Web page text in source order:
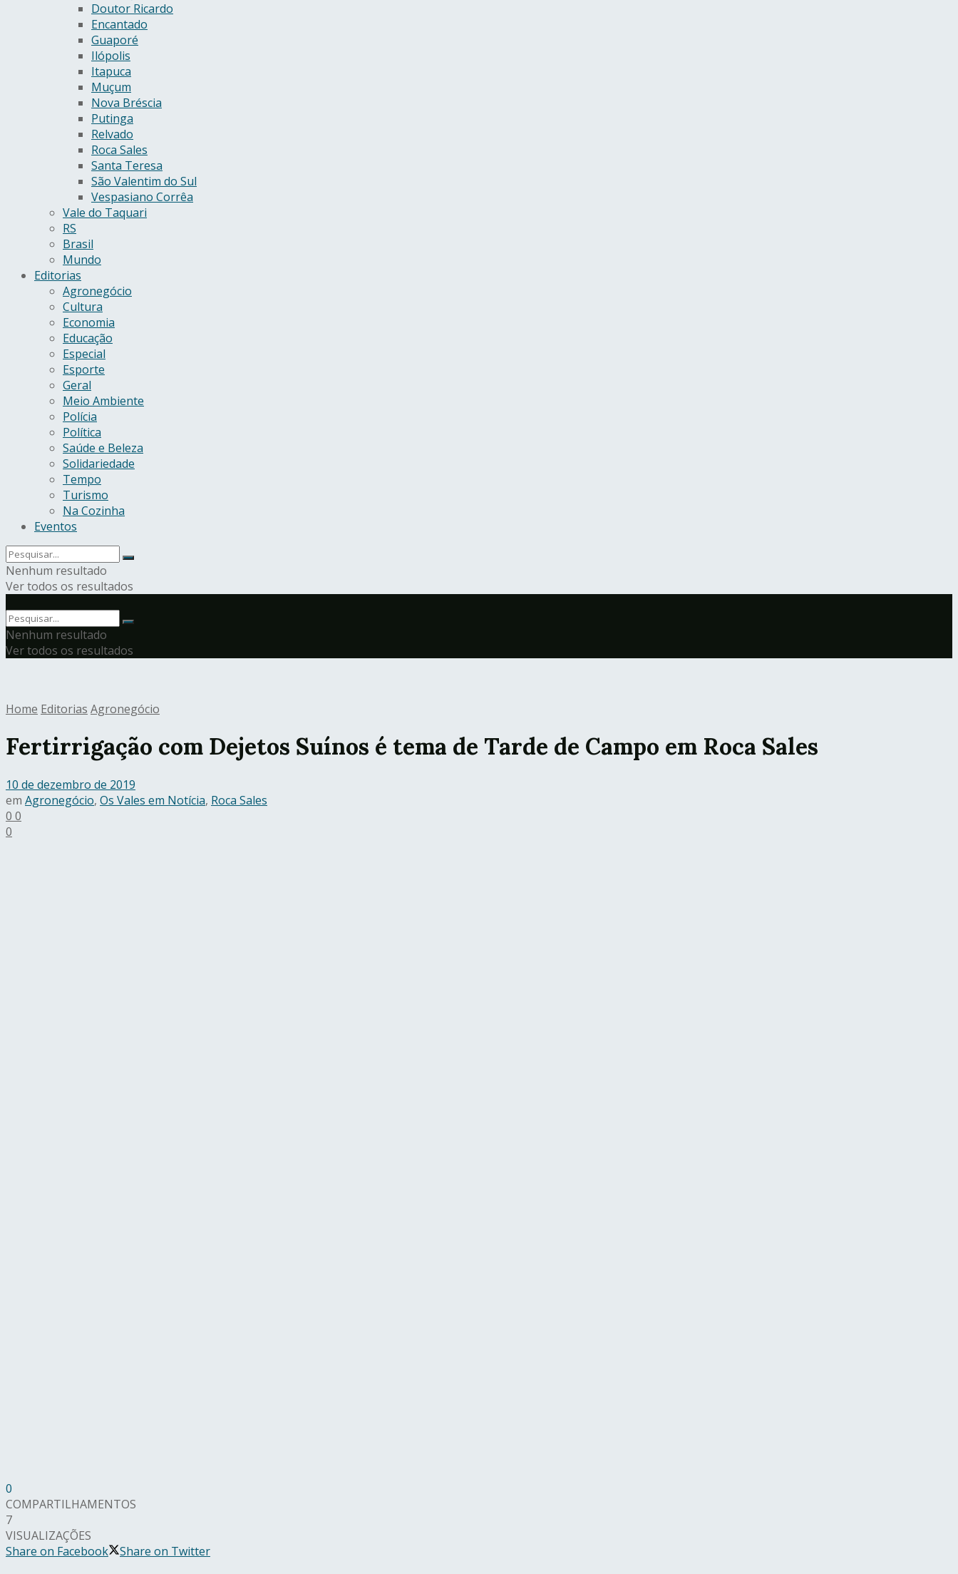
Doutor Ricardo
Encantado
Guaporé
Ilópolis
Itapuca
Muçum
Nova Bréscia
Putinga
Relvado
Roca Sales
Santa Teresa
São Valentim do Sul
Vespasiano Corrêa
Vale do Taquari
RS
Brasil
Mundo
Editorias
Agronegócio
Cultura
Economia
Educação
Especial
Esporte
Geral
Meio Ambiente
Polícia
Política
Saúde e Beleza
Solidariedade
Tempo
Turismo
Na Cozinha
Eventos
Nenhum resultado
Ver todos os resultados
Nenhum resultado
Ver todos os resultados
Home Editorias Agronegócio
Fertirrigação com Dejetos Suínos é tema de Tarde de Campo em Roca Sales
10 de dezembro de 2019
em Agronegócio, Os Vales em Notícia, Roca Sales
0 0
0
0
COMPARTILHAMENTOS
7
VISUALIZAÇÕES
Share on Facebook
Share on Twitter